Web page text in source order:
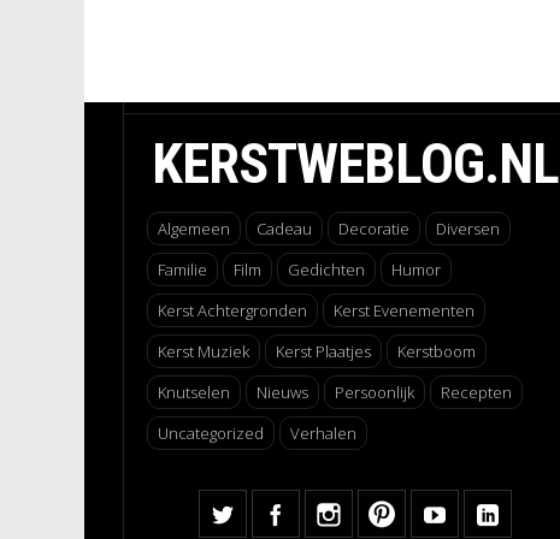
KERSTWEBLOG.NL
Algemeen Cadeau Decoratie
Diversen
Familie
Film Gedichten
Humor
Kerst Achtergronden
Kerst Evenementen
Kerst Muziek
Kerst Plaatjes
Kerstboom
Knutselen
Nieuws Persoonlijk
Recepten
Uncategorized
Verhalen